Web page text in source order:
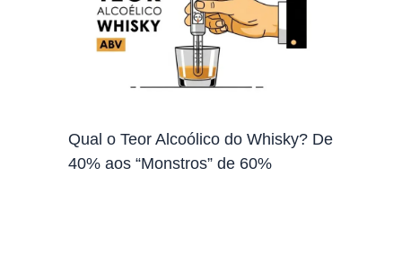
Qual o Teor Alcoólico do Whisky? De
40% aos “Monstros” de 60%